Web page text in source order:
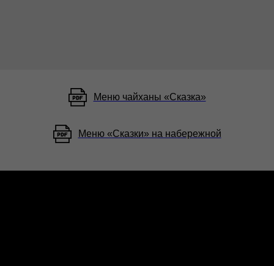
Меню чайханы «Сказка»
Меню «Сказки» на набережной